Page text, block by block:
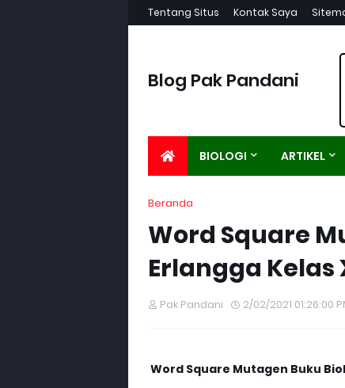
Tentang Situs Kontak Saya
Blog Pak Pandani
BIOLOGI ARTIKEL
Beranda
Word Square
Erlangga Kelas
Pak Pandani 2/02/2021 01:26:00
Word Square Mutagen Buku